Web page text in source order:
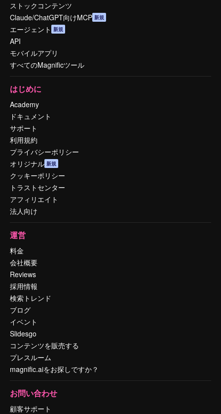
ストックコンテンツ
Claude/ChatGPT向けMCP 新規
エージェント 新規
API
モバイルアプリ
すべてのMagnificツール
はじめに
Academy
ドキュメント
サポート
利用規約
プライバシーポリシー
オリジナル 新規
クッキーポリシー
トラストセンター
アフィリエイト
法人向け
運営
料金
会社概要
Reviews
採用情報
検索トレンド
ブログ
イベント
Slidesgo
コンテンツを販売する
プレスルーム
magnific.aiをお探しですか？
お問い合わせ
顧客サポート